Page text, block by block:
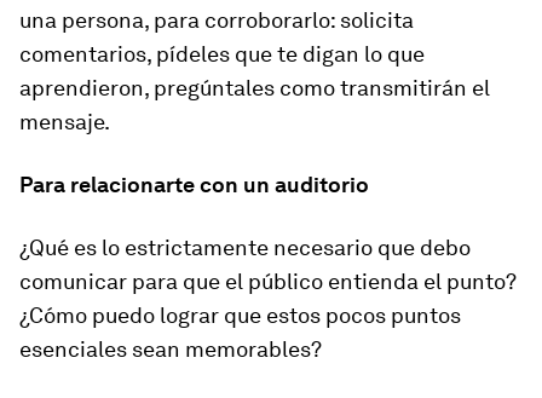
una persona, para corroborarlo: solicita
comentarios, pídeles que te digan lo que
aprendieron, pregúntales como transmitirán el
mensaje.
Para relacionarte con un auditorio
¿Qué es lo estrictamente necesario que debo
comunicar para que el público entienda el punto?
¿Cómo puedo lograr que estos pocos puntos
esenciales sean memorables?